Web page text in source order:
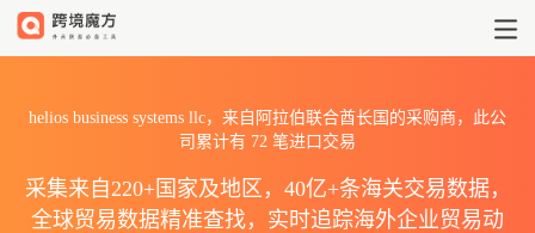
helios business systems llc，来自阿拉伯联合酋长国的采购商，此公
司累计有 72 笔进口交易
采集来自220+国家及地区，40亿+条海关交易数据，
全球贸易数据精准查找，实时追踪海外企业贸易动